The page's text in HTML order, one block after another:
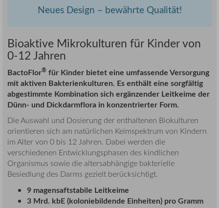
Neues Design – bewährte Qualität!
Bioaktive Mikrokulturen für Kinder von
0-12 Jahren
BactoFlor® für Kinder bietet eine umfassende Versorgung
mit aktiven Bakterienkulturen. Es enthält eine sorgfältig
abgestimmte Kombination sich ergänzender Leitkeime der
Dünn- und Dickdarmflora in konzentrierter Form.
Die Auswahl und Dosierung der enthaltenen Biokulturen
orientieren sich am natürlichen Keimspektrum von Kindern
im Alter von 0 bis 12 Jahren. Dabei werden die
verschiedenen Entwicklungsphasen des kindlichen
Organismus sowie die altersabhängige bakterielle
Besiedlung des Darms gezielt berücksichtigt.
9 magensaftstabile Leitkeime
3 Mrd. kbE (koloniebildende Einheiten) pro Gramm